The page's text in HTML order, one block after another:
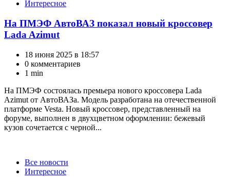
Интересное
На ПМЭФ АвтоВАЗ показал новый кроссовер
Lada Azimut
18 июня 2025 в 18:57
0 комментариев
1 min
На ПМЭФ состоялась премьера нового кроссовера Lada
Azimut от АвтоВАЗа. Модель разработана на отечественной
платформе Vesta. Новый кроссовер, представленный на
форуме, выполнен в двухцветном оформлении: бежевый
кузов сочетается с черной...
КатегорииВсе новости
Интересное